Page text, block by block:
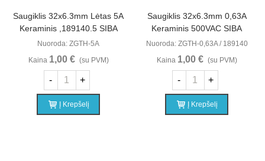
Saugiklis 32x6.3mm Lėtas 5A
Keraminis ,189140.5 SIBA
Nuoroda: ZGTH-5A
Kaina 1,00 € (su PVM)
- +
Į Krepšelį
Saugiklis 32x6.3mm 0,63A
Keraminis 500VAC SIBA
Nuoroda: ZGTH-0,63A / 189140
Kaina 1,00 € (su PVM)
- +
Į Krepšelį